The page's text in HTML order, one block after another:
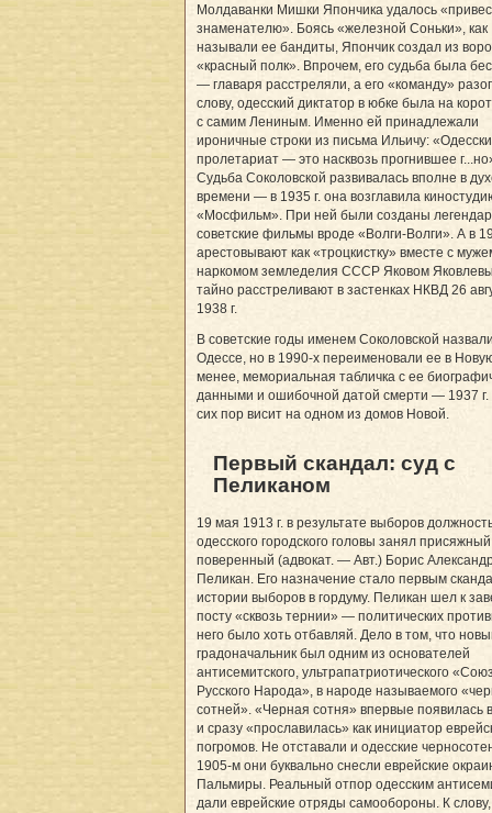
Молдаванки Мишки Япончика удалось
знаменателю». Боясь «железной Соньки», как
называли ее бандиты, Япончик создал из
«красный полк». Впрочем, его судьба была
— главаря расстреляли, а его «команду»
слову, одесский диктатор в юбке была на
с самим Лениным. Именно ей принадлежали
ироничные строки из письма Ильичу:
пролетариат — это насквозь прогнившее
Судьба Соколовской развивалась вполне в
времени — в 1935 г. она возглавила
«Мосфильм». При ней были созданы
советские фильмы вроде «Волги-Волги». А в
арестовывают как «троцкистку» вместе с
наркомом земледелия СССР Яковом
тайно расстреливают в застенках НКВД 26
1938 г.
В советские годы именем Соколовской
Одессе, но в 1990-х переименовали ее в
менее, мемориальная табличка с ее
данными и ошибочной датой смерти — 1937
сих пор висит на одном из домов Новой.
Первый скандал: суд с
Пеликаном
19 мая 1913 г. в результате выборов
одесского городского головы занял присяжный
поверенный (адвокат. — Авт.) Борис
Пеликан. Его назначение стало первым
истории выборов в гордуму. Пеликан шел к
посту «сквозь тернии» — политических
него было хоть отбавляй. Дело в том, что
градоначальник был одним из основателей
антисемитского, ультрапатриотического
Русского Народа», в народе называемого
сотней». «Черная сотня» впервые появилась
и сразу «прославилась» как инициатор
погромов. Не отставали и одесские
1905-м они буквально снесли еврейские
Пальмиры. Реальный отпор одесским
дали еврейские отряды самообороны. К